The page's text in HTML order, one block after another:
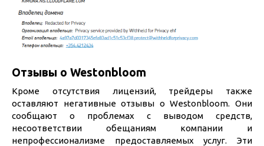
Отзывы о Westonbloom
Кроме отсутствия лицензий, трейдеры также
оставляют негативные отзывы о Westonbloom. Они
сообщают о проблемах с выводом средств,
несоответствии обещаниям компании и
непрофессионализме предоставляемых услуг. Эти